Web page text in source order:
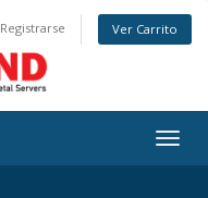
Registrarse Ver Carrito